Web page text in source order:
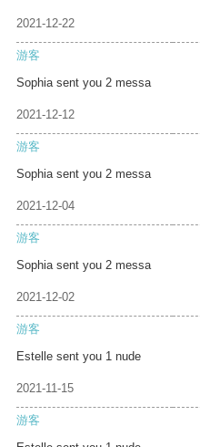
2021-12-22
游客
Sophia sent you 2 messa
2021-12-12
游客
Sophia sent you 2 messa
2021-12-04
游客
Sophia sent you 2 messa
2021-12-02
游客
Estelle sent you 1 nude
2021-11-15
游客